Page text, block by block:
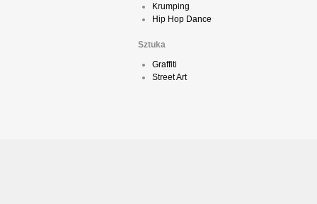
Krumping
Hip Hop Dance
Sztuka
Graffiti
Street Art